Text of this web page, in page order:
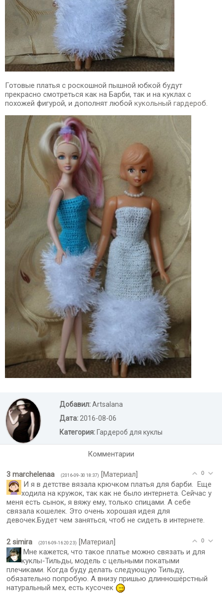
Готовые платья с роскошной пышной юбкой будут
прекрасно смотреться как на Барби, так и на куклах с
похожей фигурой, и дополнят любой кукольный гардероб.
Добавил:Artsalana
Дата: 2016-08-06
Категория: Гардероб для куклы
Комментарии
0
3 marchelenaa (2016-09-30 18:37) [Материал]
И я в детстве вязала крючком платья для барби. Еще
ходила на кружок, так как не было интернета. Сейчас у
меня есть сынок, я вяжу ему, только спицами. А себе
связала кошелек. Это очень хорошая идея для
девочек.Будет чем заняться, чтоб не сидеть в интернете.
0
2 simira (2016-09-16 20:23) [Материал]
Мне кажется, что такое платье можно связать и для
куклы-Тильды, модель с цельными покатыми
плечиками. Когда буду делать следующую Тильду,
обязательно попробую. А внизу пришью длинношёрстный
натуральный мех, есть кусочек